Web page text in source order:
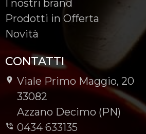
I nostri brand
Prodotti in Offerta
Novità
CONTATTI
Viale Primo Maggio, 20
-
33082
-
Azzano Decimo (PN)
0434 633135